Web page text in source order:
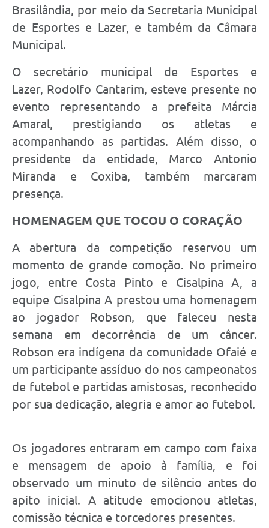
Brasilândia, por meio da Secretaria Municipal
de Esportes e Lazer, e também da Câmara
Municipal.
O secretário municipal de Esportes e
Lazer, Rodolfo Cantarim, esteve presente no
evento representando a prefeita Márcia
Amaral, prestigiando os atletas e
acompanhando as partidas. Além disso, o
presidente da entidade, Marco Antonio
Miranda e Coxiba, também marcaram
presença.
HOMENAGEM QUE TOCOU O CORAÇÃO
A abertura da competição reservou um
momento de grande comoção. No primeiro
jogo, entre Costa Pinto e Cisalpina A, a
equipe Cisalpina A prestou uma homenagem
ao jogador Robson, que faleceu nesta
semana em decorrência de um câncer.
Robson era indígena da comunidade Ofaié e
um participante assíduo do nos campeonatos
de futebol e partidas amistosas, reconhecido
por sua dedicação, alegria e amor ao futebol.
Os jogadores entraram em campo com faixa
e mensagem de apoio à família, e foi
observado um minuto de silêncio antes do
apito inicial. A atitude emocionou atletas,
comissão técnica e torcedores presentes.